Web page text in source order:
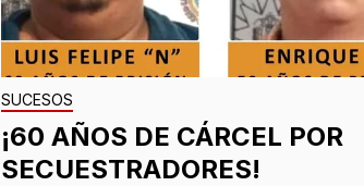
SUCESOS
¡60 AÑOS DE CÁRCEL POR
SECUESTRADORES!